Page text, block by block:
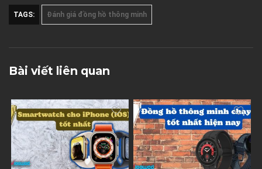
TAGS: Đánh giá đồng hồ thông minh
Bài viết liên quan